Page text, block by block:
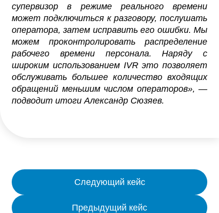
супервизор в режиме реального времени
может подключиться к разговору, послушать
оператора, затем исправить его ошибки. Мы
можем проконтролировать распределение
рабочего времени персонала. Наряду с
широким использованием IVR это позволяет
обслуживать большее количество входящих
обращений меньшим числом операторов», —
подводит итоги Александр Сюзяев.
Предыдущий кейс
Следующий кейс